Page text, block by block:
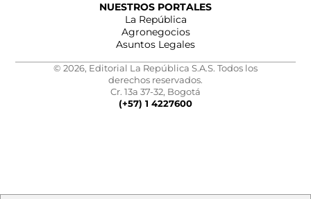
NUESTROS PORTALES
La República
Agronegocios
Asuntos Legales
© 2026, Editorial La República S.A.S. Todos los
derechos reservados.
Cr. 13a 37-32, Bogotá
(+57) 1 4227600